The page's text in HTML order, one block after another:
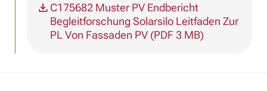
C175682 Muster PV Endbericht
Begleitforschung Solarsilo Leitfaden Zur
PL Von Fassaden PV (PDF 3 MB)